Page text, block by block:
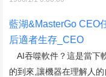
藍湖&MasterGo CEO
后適者生存_CEO
AI吞噬軟件？這是當下
的到來,讓機器在理解人